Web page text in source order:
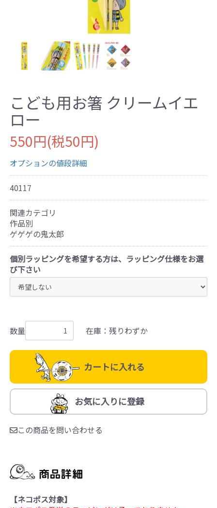
こども用お箸 クリームイエ
ロー
550円(税50円)
オプションの値段詳細
40117
関連カテゴリ
作品別
ゲゲゲの鬼太郎
個別ラッピングを希望する方は、ラッピング仕様をお選
び下さい
数量 在庫：残りわずか
カートに入れる
お気に入りに登録
この商品を問い合わせる
【ネコポス対象】